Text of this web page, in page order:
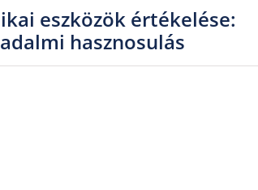
eszközök értékelése:
hasznosulás